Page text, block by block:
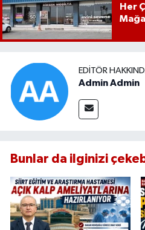
Her
EDITÖR
Admin Admin
Bunlar da ilginizi